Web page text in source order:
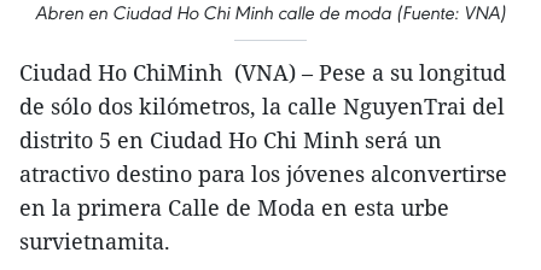
Abren en Ciudad Ho Chi Minh calle de moda (Fuente: VNA)
Ciudad Ho ChiMinh (VNA) – Pese a su longitud
de sólo dos kilómetros, la calle NguyenTrai del
distrito 5 en Ciudad Ho Chi Minh será un
atractivo destino para los jóvenes alconvertirse
en la primera Calle de Moda en esta urbe
survietnamita.